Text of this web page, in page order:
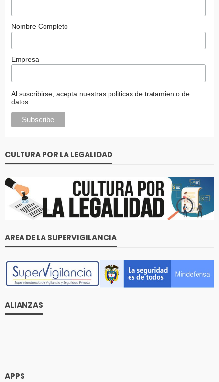
Nombre Completo
Empresa
Al suscribirse, acepta nuestras politicas de tratamiento de
datos
CULTURA POR LA LEGALIDAD
AREA DE LA SUPERVIGILANCIA
ALIANZAS
APPS